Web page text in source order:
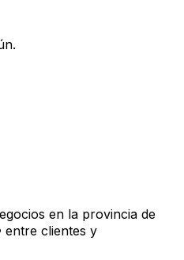
en la provincia de
clientes y